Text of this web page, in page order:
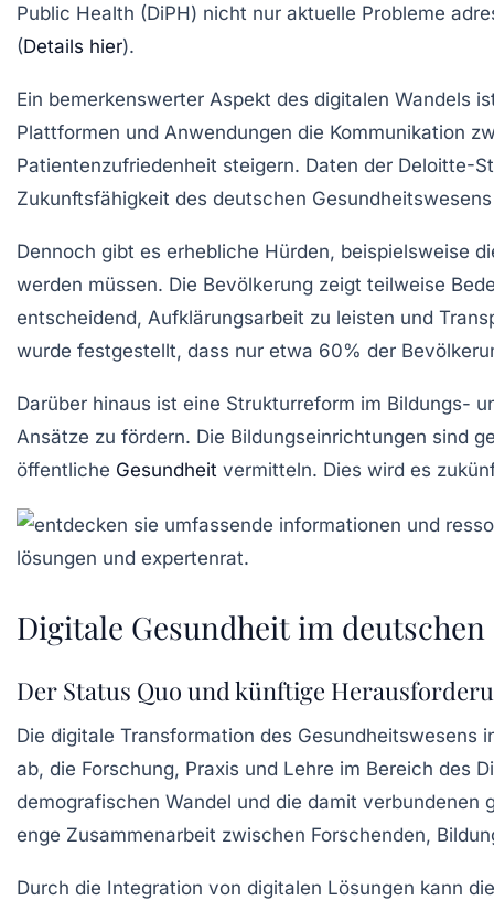
Public Health (DiPH) nicht nur aktuelle Probleme
(Details hier).
Ein bemerkenswerter Aspekt des digitalen Wandels
Plattformen und Anwendungen die Kommunikation
Patientenzufriedenheit steigern. Daten der Deloitte-
Zukunftsfähigkeit des deutschen
Dennoch gibt es erhebliche Hürden, beispielsweise
werden müssen. Die Bevölkerung zeigt teilweise
entscheidend, Aufklärungsarbeit zu leisten und
wurde festgestellt, dass nur etwa 60% der
Darüber hinaus ist eine Strukturreform im Bildungs-
Ansätze zu fördern. Die Bildungseinrichtungen sind
öffentliche Gesundheit vermitteln. Dies wird es
Digitale Gesundheit im
Der Status Quo und künftige
Die digitale Transformation des Gesundheitswesens
ab, die Forschung, Praxis und Lehre im Bereich des
demografischen Wandel und die damit verbundenen
enge Zusammenarbeit zwischen Forschenden,
Durch die Integration von digitalen Lösungen kann